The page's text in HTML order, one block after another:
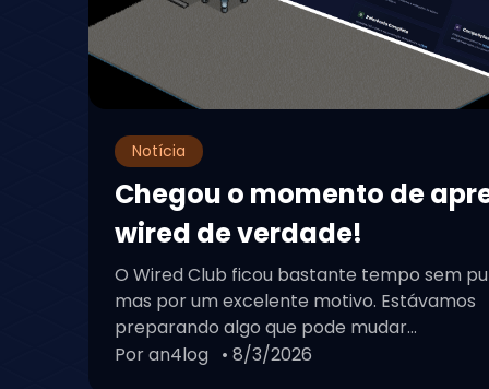
Notícia
Chegou o momento de
wired de verdade!
O Wired Club ficou bastante tempo sem
mas por um excelente motivo. Estávamos
preparando algo que pode mudar...
Por an4log • 8/3/2026